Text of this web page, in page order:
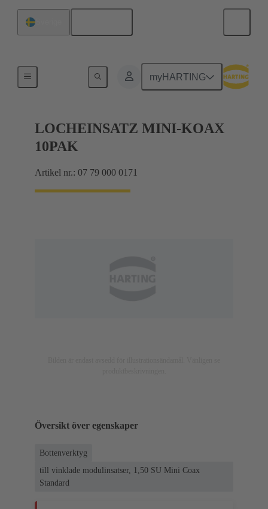
myHARTING
LOCHEINSATZ MINI-KOAX
10PAK
Artikel nr.: 07 79 000 0171
Översikt över egenskaper
Bottenverktyg
till vinklade modulinsatser, 1,50 SU Mini Coax
Standard